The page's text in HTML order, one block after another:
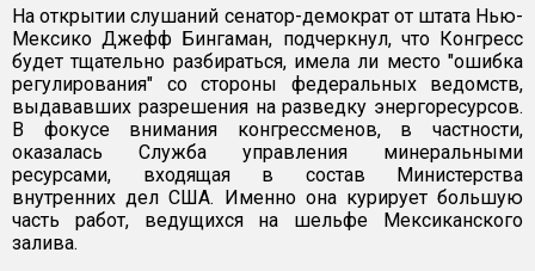
На открытии слушаний сенатор-демократ от штата Нью-
Мексико Джефф Бингаман, подчеркнул, что Конгресс
будет тщательно разбираться, имела ли место "ошибка
регулирования" со стороны федеральных ведомств,
выдававших разрешения на разведку энергоресурсов.
В фокусе внимания конгрессменов, в частности,
оказалась Служба управления минеральными
ресурсами, входящая в состав Министерства
внутренних дел США. Именно она курирует большую
часть работ, ведущихся на шельфе Мексиканского
залива.